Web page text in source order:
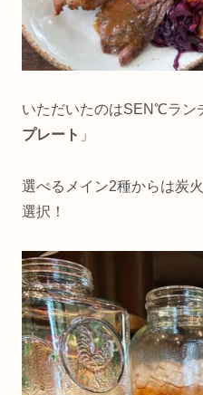
いただいたのはSEN℃ラン
プレート 」
選べるメイン2種からは炭
選択！